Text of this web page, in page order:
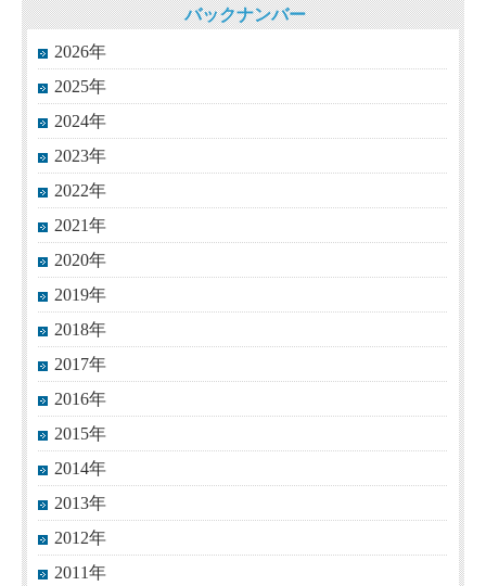
バックナンバー
2026年
2025年
2024年
2023年
2022年
2021年
2020年
2019年
2018年
2017年
2016年
2015年
2014年
2013年
2012年
2011年